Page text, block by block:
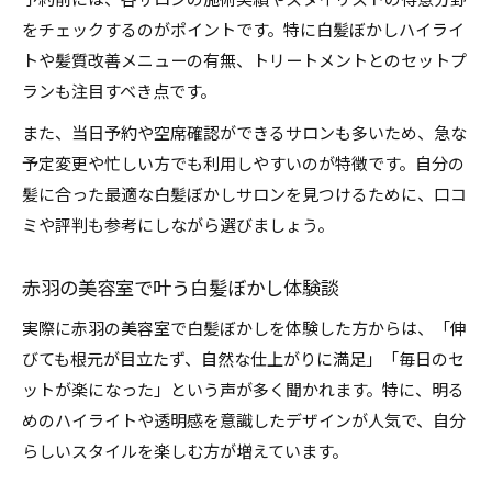
をチェックするのがポイントです。特に白髪ぼかしハイライ
トや髪質改善メニューの有無、トリートメントとのセットプ
ランも注目すべき点です。
また、当日予約や空席確認ができるサロンも多いため、急な
予定変更や忙しい方でも利用しやすいのが特徴です。自分の
髪に合った最適な白髪ぼかしサロンを見つけるために、口コ
ミや評判も参考にしながら選びましょう。
赤羽の美容室で叶う白髪ぼかし体験談
実際に赤羽の美容室で白髪ぼかしを体験した方からは、「伸
びても根元が目立たず、自然な仕上がりに満足」「毎日のセ
ットが楽になった」という声が多く聞かれます。特に、明る
めのハイライトや透明感を意識したデザインが人気で、自分
らしいスタイルを楽しむ方が増えています。